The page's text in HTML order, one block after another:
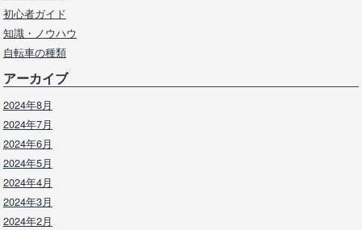
初心者ガイド
知識・ノウハウ
自転車の種類
アーカイブ
2024年8月
2024年7月
2024年6月
2024年5月
2024年4月
2024年3月
2024年2月